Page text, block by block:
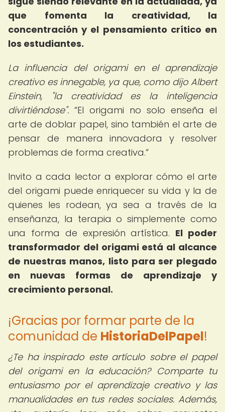
que fomenta la creatividad, la
concentración y el pensamiento crítico en
los estudiantes.
La influencia del origami en el aprendizaje
creativo es innegable, ya que, como dijo Albert
Einstein, "la creatividad es la inteligencia
divirtiéndose".
El origami no solo enseña el
arte de doblar papel, sino también el arte de
pensar de manera innovadora y resolver
problemas de forma creativa.
Invito a cada lector a explorar cómo el arte
del origami puede enriquecer su vida y la de
quienes les rodean, ya sea a través de la
enseñanza, la terapia o simplemente como
una forma de expresión artística. El poder
transformador del origami está al alcance
de nuestras manos, listo para ser plegado
en nuevas formas de aprendizaje y
crecimiento personal.
¡Gracias por formar parte de la
comunidad de HistoriaDelPapel!
¿Te ha inspirado este artículo sobre el papel
del origami en la educación? Comparte tu
entusiasmo por el aprendizaje creativo y las
manualidades en tus redes sociales. Además,